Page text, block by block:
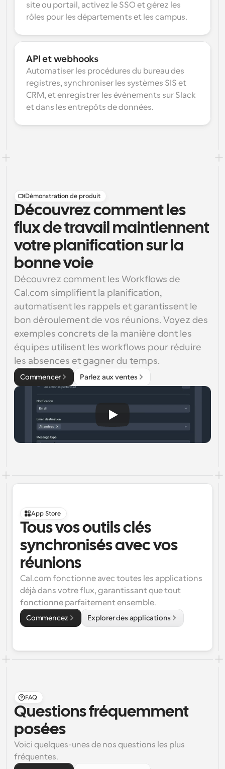
site ou portail, activez le SSO et gérez les
rôles pour les départements et les campus.
API et webhooks
Automatiser les procédures du bureau des
registres, synchroniser les systèmes SIS et
CRM, et enregistrer les événements sur Slack
et dans les entrepôts de données.
Démonstration de produit
Découvrez comment les
flux de travail maintiennent
votre planification sur la
bonne voie
Découvrez comment les Workflows de
Cal.com simplifient la planification,
automatisent les rappels et garantissent le
bon déroulement de vos réunions. Voyez des
exemples concrets de la manière dont les
équipes utilisent les workflows pour réduire
les absences et gagner du temps.
Commencer Parlez aux ventes
App Store
Tous vos outils clés
synchronisés avec vos
réunions
Cal.com fonctionne avec toutes les applications
déjà dans votre flux, garantissant que tout
fonctionne parfaitement ensemble.
Commencez Explorer des applications
FAQ
Questions fréquemment
posées
Voici quelques-unes de nos questions les plus
fréquentes.